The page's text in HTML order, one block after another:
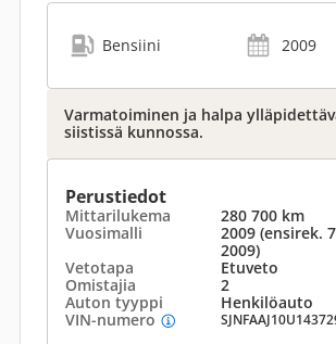
Bensiini 2009
Varmatoiminen ja halpa
siistissä kunnossa.
Perustiedot
Mittarilukema 280 700 km
Vuosimalli
2009 (ensirek.
2009)
Vetotapa
Etuveto
Omistajia
2
Auton tyyppi
Henkilöauto
VIN-numero